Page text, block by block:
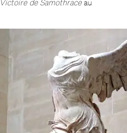
de Samothraceau